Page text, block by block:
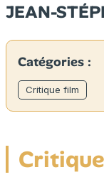
JEAN-
Catégories :
Critique film